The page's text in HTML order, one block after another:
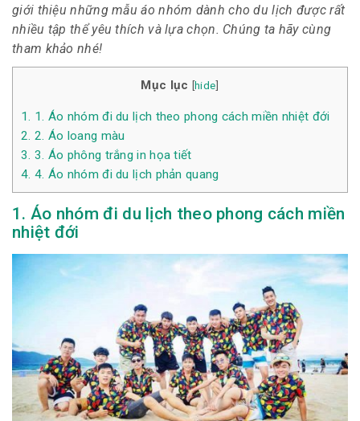
giới thiệu những mẫu áo nhóm dành cho du lịch được rất
nhiều tập thể yêu thích và lựa chọn. Chúng ta hãy cùng
tham khảo nhé!
Mục lục [hide]
1. 1. Áo nhóm đi du lịch theo phong cách miền nhiệt đới
2. 2. Áo loang màu
3. 3. Áo phông trắng in họa tiết
4. 4. Áo nhóm đi du lịch phản quang
1. Áo nhóm đi du lịch theo phong cách miền
nhiệt đới